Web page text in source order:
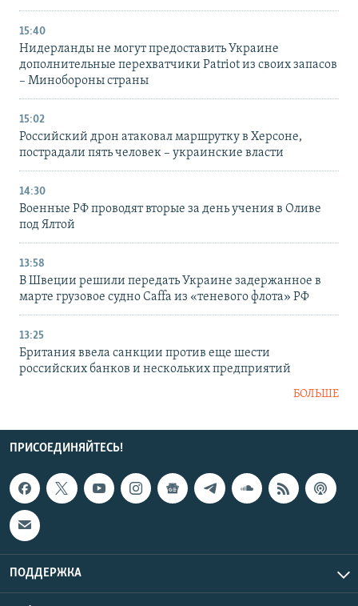
15:40
Нидерланды не могут предоставить Украине
дополнительные перехватчики Patriot из своих запасов
– Минобороны страны
15:02
Российский дрон атаковал маршрутку в Херсоне,
пострадали пять человек – украинские власти
14:30
Военные РФ проводят вторые за день учения в Оливе
под Ялтой
13:58
В Швеции решили передать Украине задержанное в
марте грузовое судно Caffa из «теневого флота» РФ
13:25
Британия ввела санкции против еще шести
российских банков и нескольких предприятий
БОЛЬШЕ
ПРИСОЕДИНЯЙТЕСЬ!
ПОДДЕРЖКА